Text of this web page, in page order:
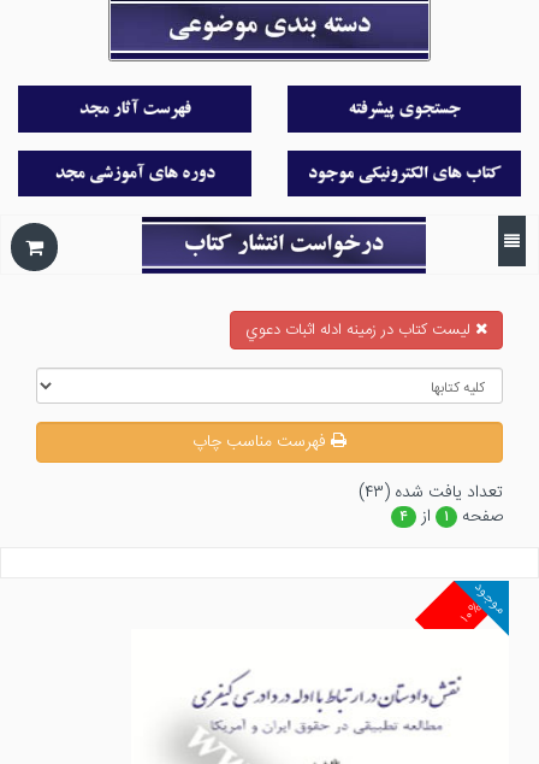
ليست كتاب در زمينه ادله اثبات دعوي
فهرست مناسب چاپ
تعداد يافت شده (۴۳)
صفحه
۱ از ۴
۱۰%
موجود